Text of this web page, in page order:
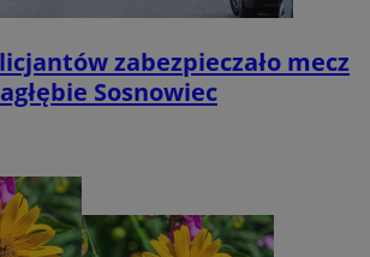
zabezpieczało mecz
Sosnowiec